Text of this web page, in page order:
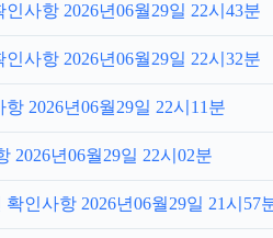
사항 2026년06월29일 22시43분
사항 2026년06월29일 22시32분
2026년06월29일 22시11분
2026년06월29일 22시02분
인사항 2026년06월29일 21시57